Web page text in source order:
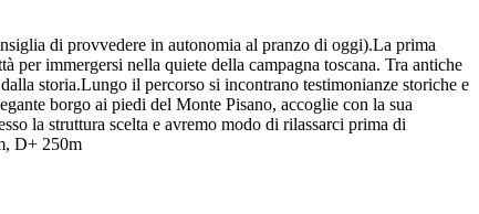
di provvedere in autonomia al pranzo di oggi).La prima
immergersi nella quiete della campagna toscana. Tra antiche
storia.Lungo il percorso si incontrano testimonianze storiche e
borgo ai piedi del Monte Pisano, accoglie con la sua
la struttura scelta e avremo modo di rilassarci prima di
D+ 250m